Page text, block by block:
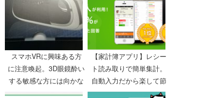
スマホVRに興味ある方
に注意喚起。3D眼鏡酔い
する敏感な方には向かな
いかも
【家計簿アプリ】レシー
ト読み取りで簡単集計。
自動入力だから楽して節
約が捗る「Zaim」